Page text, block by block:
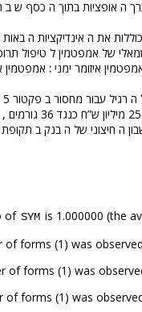
:
ה חיצוני של ה בנק ב
of SYM is 1.000000 (the
forms (1) was
of forms (1) was
of forms (1) was